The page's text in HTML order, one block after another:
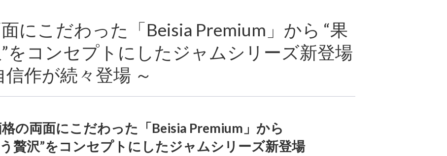
にこだわった「Beisia Premium」から “果
をコンセプトにしたジャムシリーズ新登場
作が続々登場 ～
の両面にこだわった「Beisia Premium」から
贅沢”をコンセプトにしたジャムシリーズ新登場